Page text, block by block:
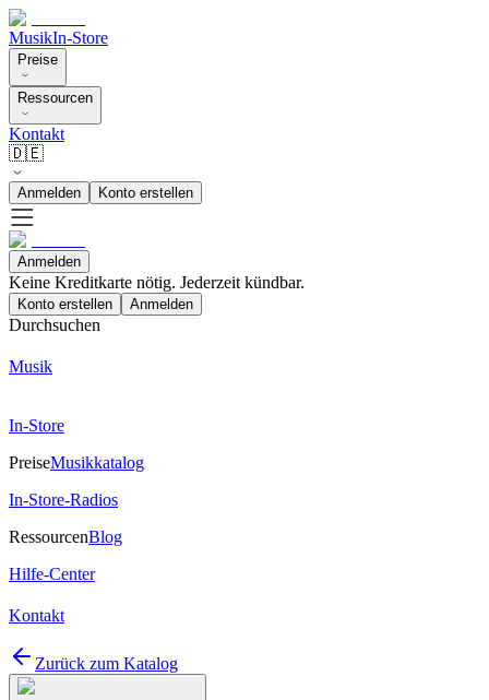
MusikIn-Store
Preise
Ressourcen
Kontakt
🇩🇪
Anmelden Konto erstellen
Anmelden
Keine Kreditkarte nötig. Jederzeit kündbar.
Konto erstellen Anmelden
Durchsuchen
Musik
In-Store
PreiseMusikkatalog
In-Store-Radios
RessourcenBlog
Hilfe-Center
Kontakt
Zurück zum Katalog